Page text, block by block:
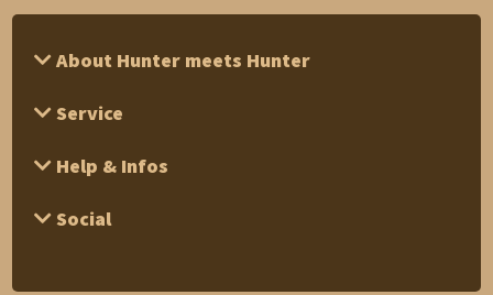
About Hunter meets Hunter
Service
Help & Infos
Social